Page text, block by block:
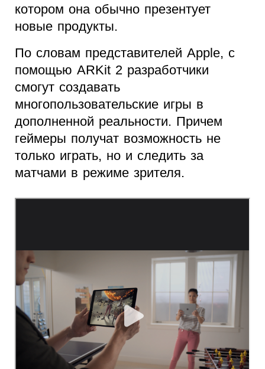
котором она обычно презентует
новые продукты.
По словам представителей Apple, с
помощью ARKit 2 разработчики
смогут создавать
многопользовательские игры в
дополненной реальности. Причем
геймеры получат возможность не
только играть, но и следить за
матчами в режиме зрителя.